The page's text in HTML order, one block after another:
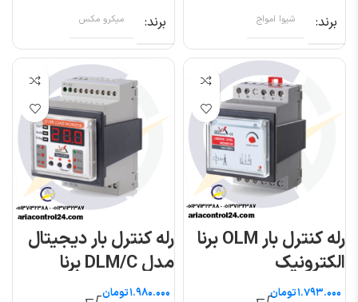
برند شیوا امواج برند میکرو مکس
رله کنترل بار OLM برنا
الکترونیک
تومان
رله کنترل بار دیجیتال
مدل DLM/C برنا
الکترونیک
تومان